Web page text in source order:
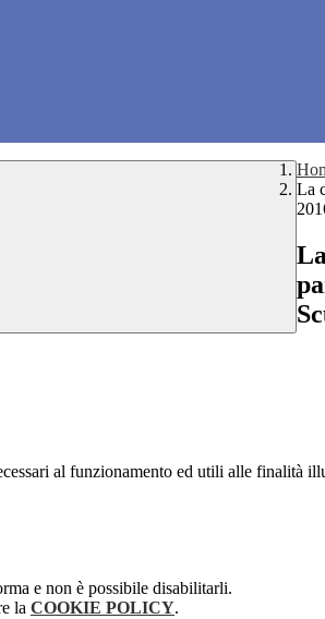
La
al funzionamento ed utili alle finalità
e non è possibile disabilitarli.
la COOKIE POLICY.